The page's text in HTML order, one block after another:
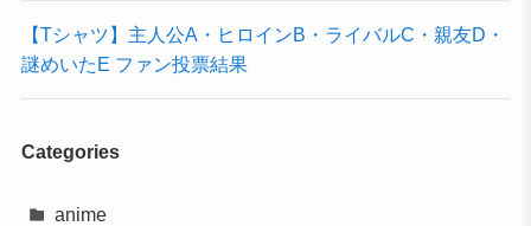
【Tシャツ】主人公A・ヒロインB・ライバルC・親友D・
謎めいたE ファン投票結果
Categories
anime